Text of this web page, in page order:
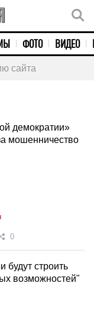
ФОТО ВИДЕО
сайта
демократии»
мошенничество
0
будут строить
возможностей"